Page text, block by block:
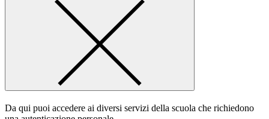
Da qui puoi accedere ai diversi servizi della scuola che richiedono